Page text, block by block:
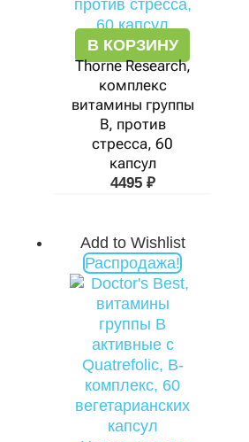
В КОРЗИНУ
Thorne Research,
комплекс
витамины группы
В, против
стресса, 60
капсул
4495 ₽
Add to Wishlist
Распродажа!
Первоначальная
цена
составляла
2738 ₽.
Текущая
цена:
1123 ₽.